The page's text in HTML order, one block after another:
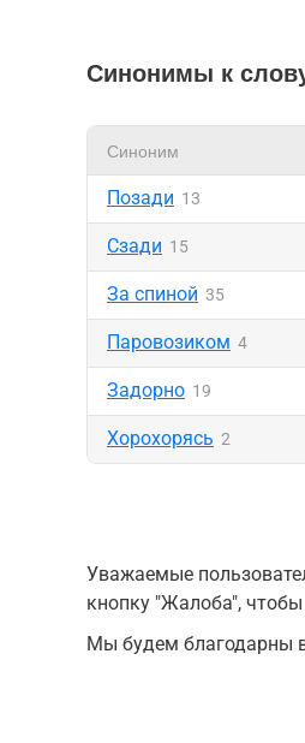
Синонимы к
Синоним
Позади 13
Сзади 15
За спиной 35
Паровозиком 4
Задорно 19
Хорохорясь 2
Уважаемые
кнопку "Жалоба",
Мы будем благодарны